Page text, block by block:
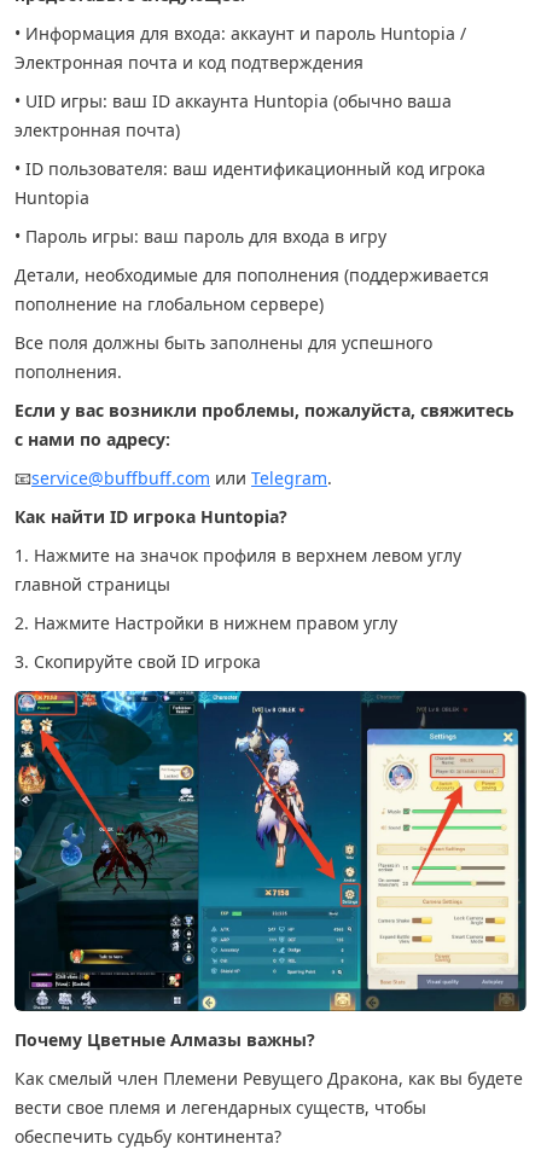
• Информация для входа: аккаунт и пароль Huntopia /
Электронная почта и код подтверждения
• UID игры: ваш ID аккаунта Huntopia (обычно ваша
электронная почта)
• ID пользователя: ваш идентификационный код игрока
Huntopia
• Пароль игры: ваш пароль для входа в игру
Детали, необходимые для пополнения (поддерживается
пополнение на глобальном сервере)
Все поля должны быть заполнены для успешного
пополнения.
Если у вас возникли проблемы, пожалуйста, свяжитесь
с нами по адресу:
📧service@buffbuff.com или Telegram.
Как найти ID игрока Huntopia?
1. Нажмите на значок профиля в верхнем левом углу
главной страницы
2. Нажмите Настройки в нижнем правом углу
3. Скопируйте свой ID игрока
Почему Цветные Алмазы важны?
Как смелый член Племени Ревущего Дракона, как вы будете
вести свое племя и легендарных существ, чтобы
обеспечить судьбу континента?